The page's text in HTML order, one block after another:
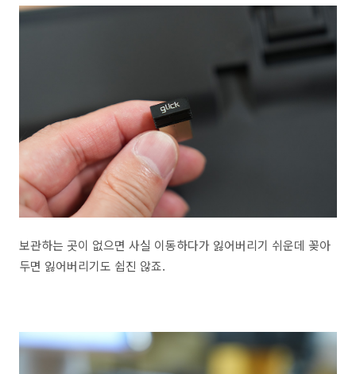
보관하는 곳이 없으면 사실 이동하다가 잃어버리기 쉬운데 꽂아
두면 잃어버리기도 쉽진 않죠.